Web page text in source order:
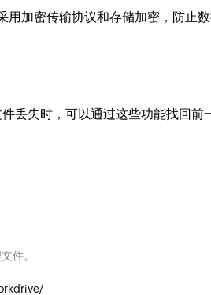
用加密传输协议和存储加密，防止
丢失时，可以通过这些功能找回前
件。